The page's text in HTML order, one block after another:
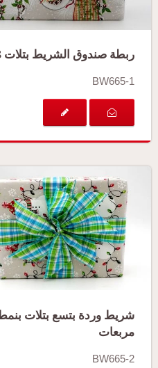
ربطة صندوق الشريط بتلات 8
BW665-1
شريط وردة بتسع بتلات بنمط
مربعات
BW665-2